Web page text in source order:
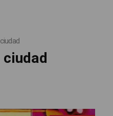
ciudad
ciudad